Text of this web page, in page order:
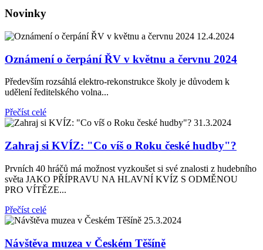
Novinky
12.4.2024
Oznámení o čerpání ŘV v květnu a červnu 2024
Především rozsáhlá elektro-rekonstrukce školy je důvodem k
udělení ředitelského volna...
Přečíst celé
31.3.2024
Zahraj si KVÍZ: "Co víš o Roku české hudby"?
Prvních 40 hráčů má možnost vyzkoušet si své znalosti z hudebního
světa JAKO PŘÍPRAVU NA HLAVNÍ KVÍZ S ODMĚNOU
PRO VÍTĚZE...
Přečíst celé
25.3.2024
Návštěva muzea v Českém Těšíně